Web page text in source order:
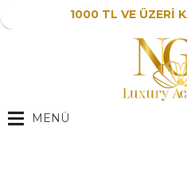
1000 TL VE ÜZERİ
MENÜ